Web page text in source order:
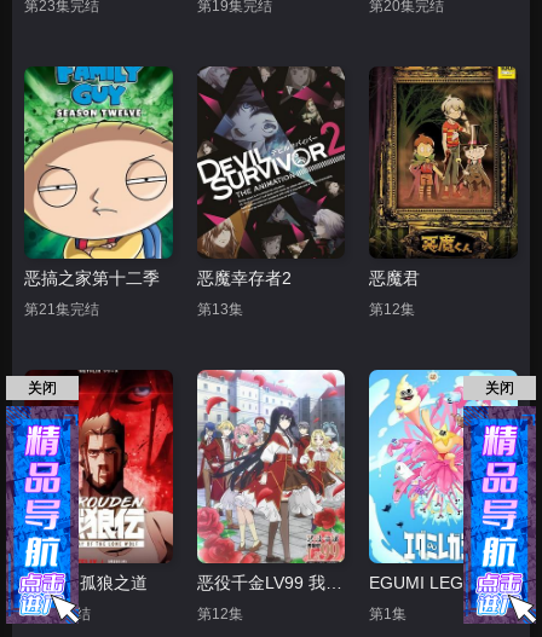
第23集完结 第19集完结 第20集完结
恶搞之家第十二季
第21集完结
恶魔幸存者2
第13集
恶魔君
第12集
饿狼传 孤狼之道
第8集完结
恶役千金LV99 我是隐藏BOSS但不是魔王
第12集
EGUMI LEGACY
第1集
关闭 关闭